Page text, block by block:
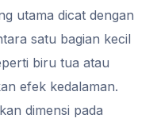
utama dicat dengan
satu bagian kecil
biru tua atau
efek kedalaman.
dimensi pada